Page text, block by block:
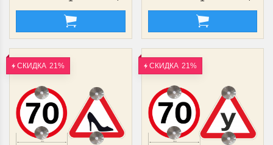
СКИДКА 21% СКИДКА 21%